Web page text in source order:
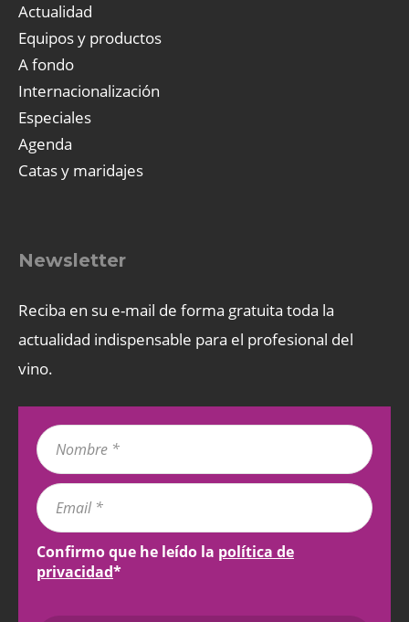
Actualidad
Equipos y productos
A fondo
Internacionalización
Especiales
Agenda
Catas y maridajes
Newsletter
Reciba en su e-mail de forma gratuita toda la
actualidad indispensable para el profesional del
vino.
Confirmo que he leído la política de
privacidad*